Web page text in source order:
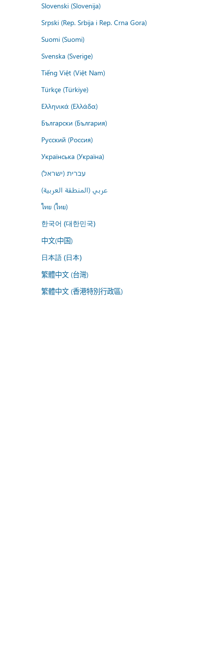
Slovenski (Slovenija)
Srpski (Rep. Srbija i Rep. Crna Gora)
Suomi (Suomi)
Svenska (Sverige)
Tiếng Việt (Việt Nam)
Türkçe (Türkiye)
Ελληνικά (Ελλάδα)
Български (България)
Русский (Россия)
Українська (Україна)
עברית (ישראל)
عربي (المنطقة العربية)
ไทย (ไทย)
한국어 (대한민국)
中文(中国)
日本語 (日本)
繁體中文 (台灣)
繁體中文 (香港特別行政區)